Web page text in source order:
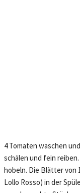
4 Tomaten waschen
schälen und fein
hobeln. Die Blätter von
Lollo Rosso) in der